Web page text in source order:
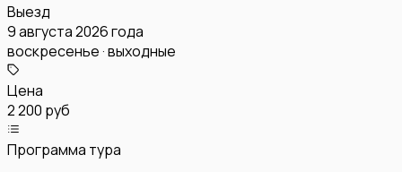
Выезд
9 августа 2026 года
воскресенье · выходные
Цена
2 200 руб
Программа тура